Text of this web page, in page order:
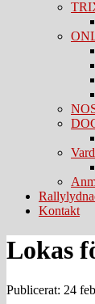
Kontakt
Lokas
Publicerat: 24